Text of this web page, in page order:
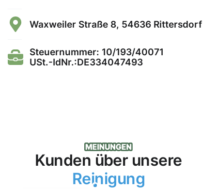
Waxweiler Straße 8, 54636 Rittersdorf
Steuernummer: 10/193/40071
USt.-IdNr.:DE334047493
Kunden über unsere
Reinigung